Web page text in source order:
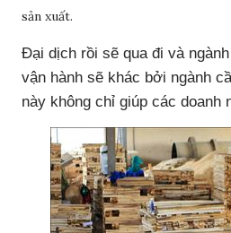
sản xuất.
Đại dịch rồi sẽ qua đi và
vận hành sẽ khác bởi ngành
này không chỉ giúp các